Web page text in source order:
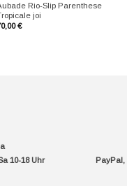
Rio-Slip Parenthese
joi
€
10-18 Uhr
PayPal,